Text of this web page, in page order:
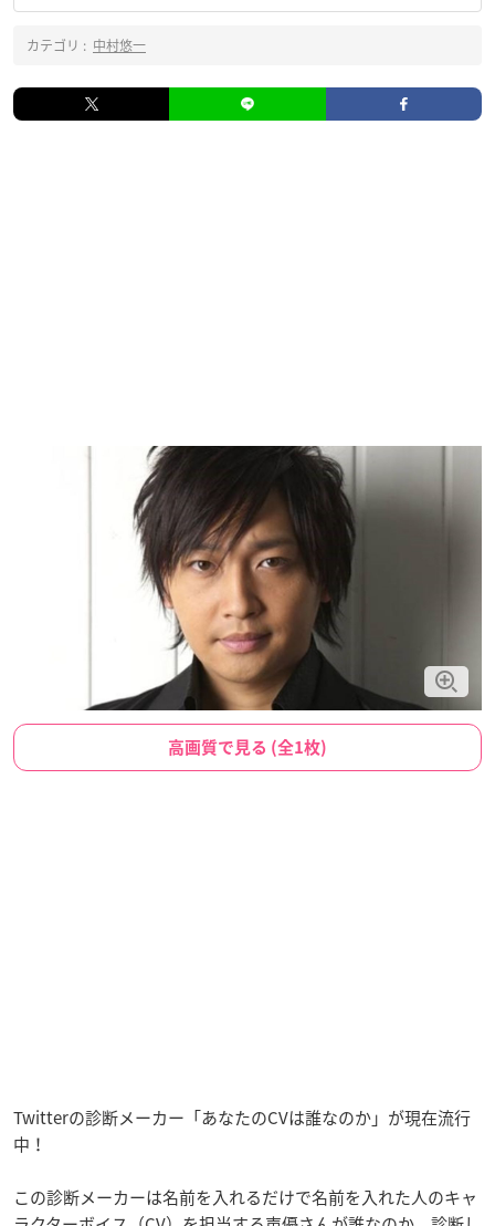
カテゴリ : 中村悠一
高画質で見る (全1枚)
Twitterの診断メーカー「あなたのCVは誰なのか」が現在流行
中！
この診断メーカーは名前を入れるだけで名前を入れた人のキャ